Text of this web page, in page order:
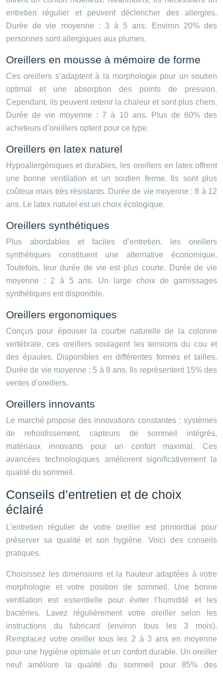
entretien régulier et peuvent déclencher des allergies.
Durée de vie moyenne : 3 à 5 ans. Environ 20% des
personnes sont allergiques aux plumes.
Oreillers en mousse à mémoire de forme
Ces oreillers s’adaptent à la morphologie pour un soutien
optimal et une absorption des points de pression.
Cependant, ils peuvent retenir la chaleur et sont plus chers.
Durée de vie moyenne : 7 à 10 ans. Plus de 60% des
acheteurs d’oreillers optent pour ce type.
Oreillers en latex naturel
Hypoallergéniques et durables, les oreillers en latex offrent
une bonne ventilation et un soutien ferme. Ils sont plus
coûteux mais très résistants. Durée de vie moyenne : 8 à 12
ans. Le latex naturel est un choix écologique.
Oreillers synthétiques
Plus abordables et faciles d’entretien, les oreillers
synthétiques constituent une alternative économique.
Toutefois, leur durée de vie est plus courte. Durée de vie
moyenne : 2 à 5 ans. Un large choix de garnissages
synthétiques est disponible.
Oreillers ergonomiques
Conçus pour épouser la courbe naturelle de la colonne
vertébrale, ces oreillers soulagent les tensions du cou et
des épaules. Disponibles en différentes formes et tailles.
Durée de vie moyenne : 5 à 8 ans. Ils représentent 15% des
ventes d’oreillers.
Oreillers innovants
Le marché propose des innovations constantes : systèmes
de refroidissement, capteurs de sommeil intégrés,
matériaux innovants pour un confort maximal. Ces
avancées technologiques améliorent significativement la
qualité du sommeil.
Conseils d’entretien et de choix
éclairé
L’entretien régulier de votre oreiller est primordial pour
préserver sa qualité et son hygiène. Voici des conseils
pratiques.
Choisissez les dimensions et la hauteur adaptées à votre
morphologie et votre position de sommeil. Une bonne
ventilation est essentielle pour éviter l’humidité et les
bactéries. Lavez régulièrement votre oreiller selon les
instructions du fabricant (environ tous les 3 mois).
Remplacez votre oreiller tous les 2 à 3 ans en moyenne
pour une hygiène optimale et un confort durable. Un oreiller
neuf améliore la qualité du sommeil pour 85% des